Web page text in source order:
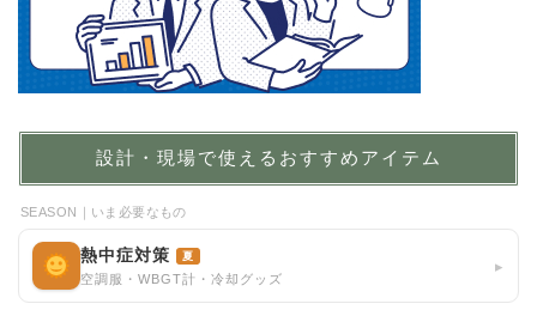
設計・現場で使えるおすすめアイテム
SEASON｜いま必要なもの
熱中症対策 夏
空調服・WBGT計・冷却グッズ
▸